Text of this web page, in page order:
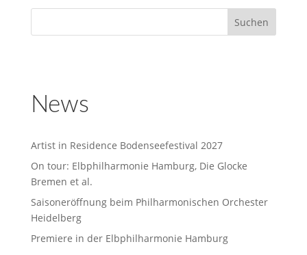
News
Artist in Residence Bodenseefestival 2027
On tour: Elbphilharmonie Hamburg, Die Glocke
Bremen et al.
Saisoneröffnung beim Philharmonischen Orchester
Heidelberg
Premiere in der Elbphilharmonie Hamburg